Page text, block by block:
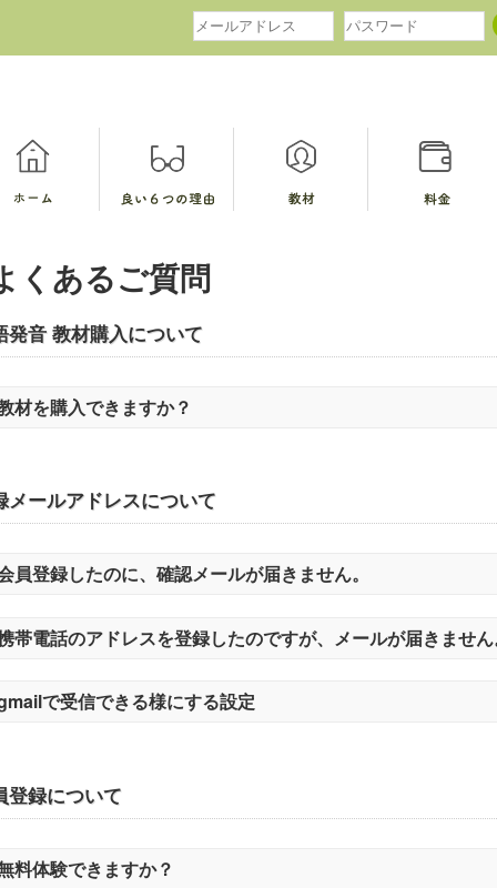
くあるご質問
発音 教材購入について
材を購入できますか？
メールアドレスについて
員登録したのに、確認メールが届きません。
帯電話のアドレスを登録したのですが、メールが届きませ
で受信できる様にする設定
登録について
料体験できますか？